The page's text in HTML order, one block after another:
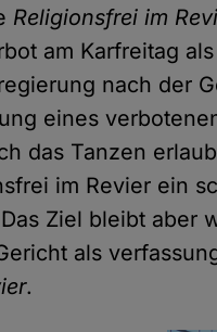
Religionsfrei im
am Karfreitag
nach der
eines
das Tanzen
im Revier ein
Ziel bleibt aber
als
.